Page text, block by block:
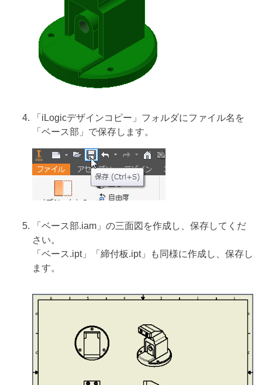
「iLogicデザインコピー」フォルダにファイル名を
「ベース部」で保存します。
「ベース部.iam」の三面図を作成し、保存してくだ
さい。
「ベース.ipt」「締付板.ipt」も同様に作成し、保存し
ます。